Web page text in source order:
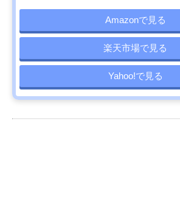
Amazonで見る
楽天市場で見る
Yahoo!で見る